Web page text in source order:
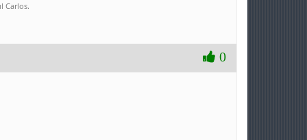
Carlos.
0